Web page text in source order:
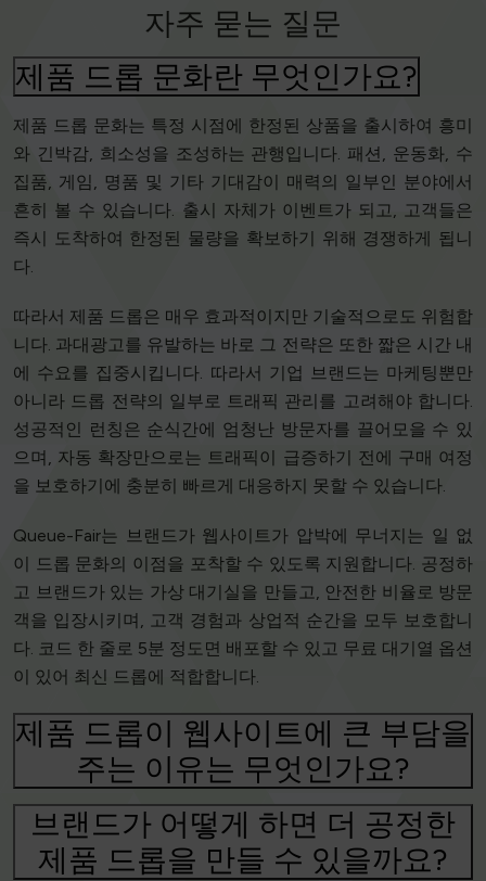
자주 묻는 질문
제품 드롭 문화란 무엇인가요?
제품 드롭 문화는 특정 시점에 한정된 상품을 출시하여 흥미
와 긴박감, 희소성을 조성하는 관행입니다. 패션, 운동화, 수
집품, 게임, 명품 및 기타 기대감이 매력의 일부인 분야에서
흔히 볼 수 있습니다. 출시 자체가 이벤트가 되고, 고객들은
즉시 도착하여 한정된 물량을 확보하기 위해 경쟁하게 됩니
다.
따라서 제품 드롭은 매우 효과적이지만 기술적으로도 위험합
니다. 과대광고를 유발하는 바로 그 전략은 또한 짧은 시간 내
에 수요를 집중시킵니다. 따라서 기업 브랜드는 마케팅뿐만
아니라 드롭 전략의 일부로 트래픽 관리를 고려해야 합니다.
성공적인 런칭은 순식간에 엄청난 방문자를 끌어모을 수 있
으며, 자동 확장만으로는 트래픽이 급증하기 전에 구매 여정
을 보호하기에 충분히 빠르게 대응하지 못할 수 있습니다.
Queue-Fair는 브랜드가 웹사이트가 압박에 무너지는 일 없
이 드롭 문화의 이점을 포착할 수 있도록 지원합니다. 공정하
고 브랜드가 있는 가상 대기실을 만들고, 안전한 비율로 방문
객을 입장시키며, 고객 경험과 상업적 순간을 모두 보호합니
다. 코드 한 줄로 5분 정도면 배포할 수 있고 무료 대기열 옵션
이 있어 최신 드롭에 적합합니다.
제품 드롭이 웹사이트에 큰 부담을
주는 이유는 무엇인가요?
브랜드가 어떻게 하면 더 공정한
제품 드롭을 만들 수 있을까요?